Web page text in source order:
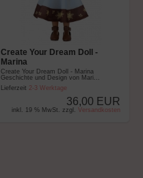
Create Your Dream Doll -
Marina
Create Your Dream Doll - Marina
Geschichte und Design von Mari...
Lieferzeit 2-3 Werktage
36,00 EUR
inkl. 19 % MwSt. zzgl. Versandkosten